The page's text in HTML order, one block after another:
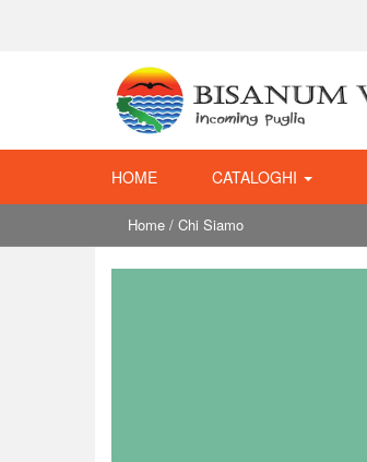
HOME CATALOGHI
Home / Chi Siamo